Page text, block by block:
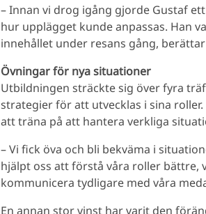
– Innan vi drog igång gjorde Gustaf
hur upplägget kunde anpassas. Han
innehållet under resans gång,
Övningar för nya situationer
Utbildningen sträckte sig över fyra
strategier för att utvecklas i sina
att träna på att hantera verkliga
– Vi fick öva och bli bekväma i
hjälpt oss att förstå våra roller bättre,
kommunicera tydligare med våra
En annan stor vinst har varit den